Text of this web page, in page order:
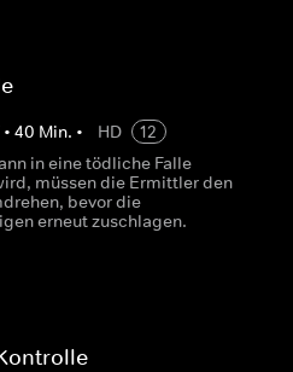
•40 Min. • HD
12
in eine tödliche Falle
müssen die Ermittler den
bevor die
erneut zuschlagen.